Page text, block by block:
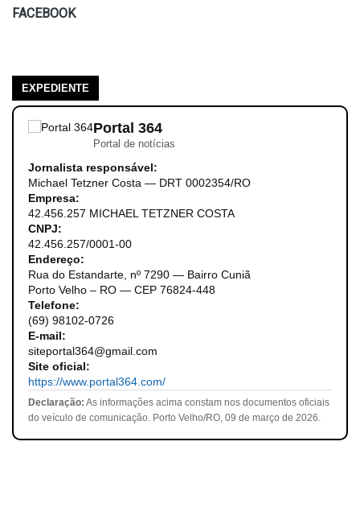
FACEBOOK
EXPEDIENTE
Portal 364
Portal de notícias
Jornalista responsável:
Michael Tetzner Costa — DRT 0002354/RO
Empresa:
42.456.257 MICHAEL TETZNER COSTA
CNPJ:
42.456.257/0001-00
Endereço:
Rua do Estandarte, nº 7290 — Bairro Cuniã
Porto Velho – RO — CEP 76824-448
Telefone:
(69) 98102-0726
E-mail:
siteportal364@gmail.com
Site oficial:
https://www.portal364.com/
Declaração: As informações acima constam nos documentos oficiais
do veículo de comunicação. Porto Velho/RO, 09 de março de 2026.